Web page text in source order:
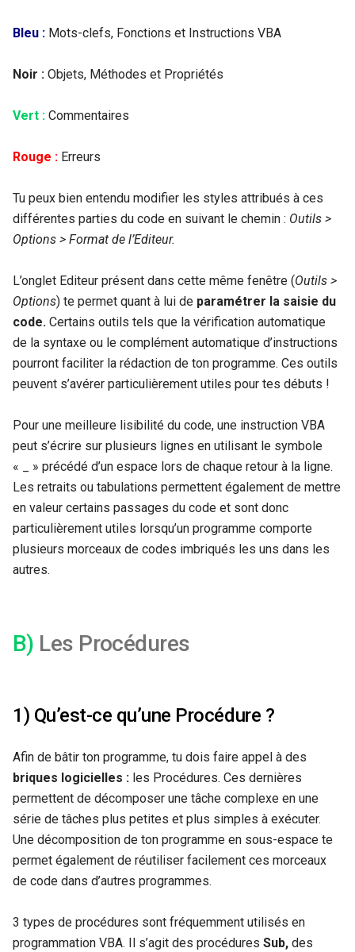
Bleu : Mots-clefs, Fonctions et Instructions VBA
Noir : Objets, Méthodes et Propriétés
Vert : Commentaires
Rouge : Erreurs
Tu peux bien entendu modifier les styles attribués à ces
différentes parties du code en suivant le chemin : Outils >
Options > Format de l’Editeur.
L’onglet Editeur présent dans cette même fenêtre (Outils >
Options) te permet quant à lui de paramétrer la saisie du
code. Certains outils tels que la vérification automatique
de la syntaxe ou le complément automatique d’instructions
pourront faciliter la rédaction de ton programme. Ces outils
peuvent s’avérer particulièrement utiles pour tes débuts !
Pour une meilleure lisibilité du code, une instruction VBA
peut s’écrire sur plusieurs lignes en utilisant le symbole
« _ » précédé d’un espace lors de chaque retour à la ligne.
Les retraits ou tabulations permettent également de mettre
en valeur certains passages du code et sont donc
particulièrement utiles lorsqu’un programme comporte
plusieurs morceaux de codes imbriqués les uns dans les
autres.
B) Les Procédures
1) Qu’est-ce qu’une Procédure ?
Afin de bâtir ton programme, tu dois faire appel à des
briques logicielles : les Procédures. Ces dernières
permettent de décomposer une tâche complexe en une
série de tâches plus petites et plus simples à exécuter.
Une décomposition de ton programme en sous-espace te
permet également de réutiliser facilement ces morceaux
de code dans d’autres programmes.
3 types de procédures sont fréquemment utilisés en
programmation VBA. Il s’agit des procédures Sub, des